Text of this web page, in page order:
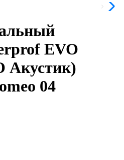
EVO
Акустик)
04